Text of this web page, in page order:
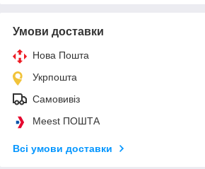
Умови доставки
Нова Пошта
Укрпошта
Самовивіз
Meest ПОШТА
Всі умови доставки